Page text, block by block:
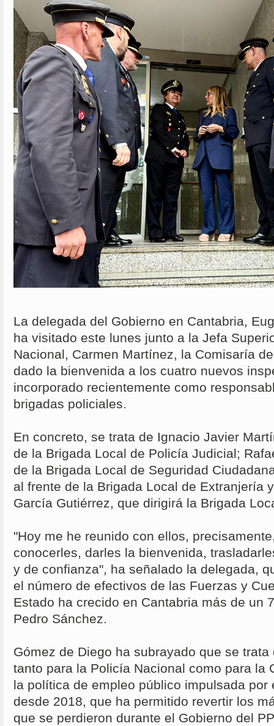
La delegada del Gobierno en Cantabria,
ha visitado este lunes junto a la Jefa
Nacional, Carmen Martínez, la Comisaría
dado la bienvenida a los cuatro nuevos
incorporado recientemente como
brigadas policiales.
En concreto, se trata de Ignacio Javier
de la Brigada Local de Policía Judicial;
de la Brigada Local de Seguridad
al frente de la Brigada Local de Extranjería
García Gutiérrez, que dirigirá la Brigada
"Hoy me he reunido con ellos,
conocerles, darles la bienvenida,
y de confianza", ha señalado la delegada,
el número de efectivos de las Fuerzas y
Estado ha crecido en Cantabria más de un
Pedro Sánchez.
Gómez de Diego ha subrayado que se
tanto para la Policía Nacional como para la
la política de empleo público impulsada por
desde 2018, que ha permitido revertir los
que se perdieron durante el Gobierno del